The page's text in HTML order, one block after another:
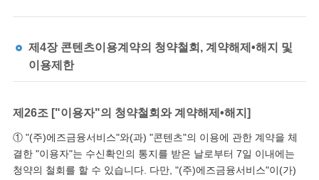
제4장 콘텐츠이용계약의 청약철회, 계약해제•해지 및
이용제한
제26조 ["이용자"의 청약철회와 계약해제•해지]
① "(주)에즈금융서비스"와(과) "콘텐츠"의 이용에 관한 계약을 체
결한 "이용자"는 수신확인의 통지를 받은 날로부터 7일 이내에는
청약의 철회를 할 수 있습니다. 다만, "(주)에즈금융서비스"이(가)